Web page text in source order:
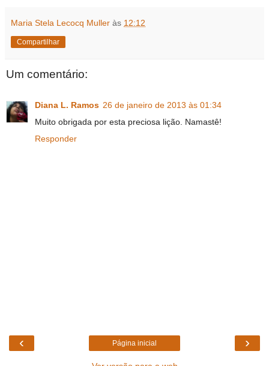
Maria Stela Lecocq Muller às 12:12
Compartilhar
Um comentário:
Diana L. Ramos 26 de janeiro de 2013 às 01:34
Muito obrigada por esta preciosa lição. Namastê!
Responder
‹ ›
Página inicial